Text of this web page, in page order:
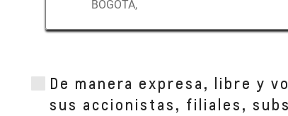
BOGOTA,
De manera expresa, libre y
sus accionistas, filiales,